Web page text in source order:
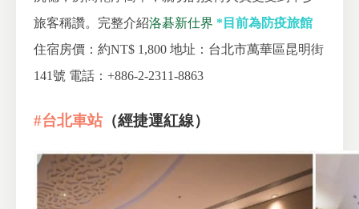
旅客稱讚。完整介紹洛碁新仕界 *目前為防疫旅館
住宿房價：約NT$ 1,800 地址：台北市萬華區昆明街
141號 電話：+886-2-2311-8863
#台北車站（經捷運紅線）